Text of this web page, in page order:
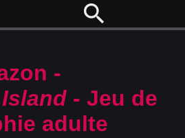
search
-
- Jeu de
adulte